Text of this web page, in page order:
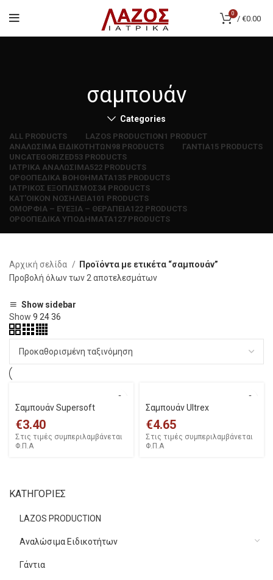
0
/ €0.00
σαμπουάν
Categories
ALL PRODUCTS LAZOS PRODUCTION1 PRODUCT
ΑΝΑΛΩΣΙΜΑ ΕΙΔΙΚΟΤΗΤΩΝ98 PRODUCTS ΓΑΝΤΙΑ15 PRODUCTS
UNCATEGORIZED53 PRODUCTS
ΙΑΤΡΙΚΑ ΑΝΑΛΩΣΙΜΑ522 PRODUCTS
ΟΡΘΟΠΕΔΙΚΑ ΒΟΗΘΗΜΑΤΑ135 PRODUCTS
ΙΑΤΡΙΚΟΣ ΕΞΟΠΛΙΣΜΟΣ34 PRODUCTS
ΚΑΤ'ΟΙΚΟΝ ΝΟΣΗΛΕΙΑ101 PRODUCTS
ΟΜΟΡΦΙΑ – ΕΥΕΞΙΑ – ΘΕΡΑΠΕΙΑ122 PRODUCTS
ΟΡΘΟΠΕΔΙΚΑ ΥΠΟΔΗΜΑΤΑ127 PRODUCTS
ΚΑΤΗΓΟΡΙΕΣ
LAZOS PRODUCTION
Αναλώσιμα Ειδικοτήτων
Γάντια
Αρχική σελίδα
Προϊόντα με ετικέτα “σαμπουάν”
Προβολή όλων των 2 αποτελεσμάτων
Show sidebar
Show 9 2436
Σαμπουάν Supersoft
€3.40
Στις τιμές συμπεριλαμβάνεται
Φ.Π.Α
Σαμπουάν Ultrex
€4.65
Στις τιμές συμπεριλαμβάνεται
Φ.Π.Α